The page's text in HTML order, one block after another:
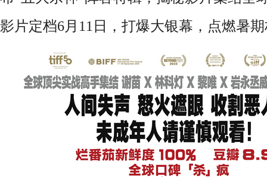
影片定档6月 11 日，打爆大银幕，点燃暑